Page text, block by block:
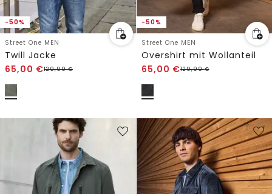
-50%
Street One MEN
Twill Jacke
65,00 €129,99€
-50%
Street One MEN
Overshirt mit Wollanteil
65,00 €129,99€